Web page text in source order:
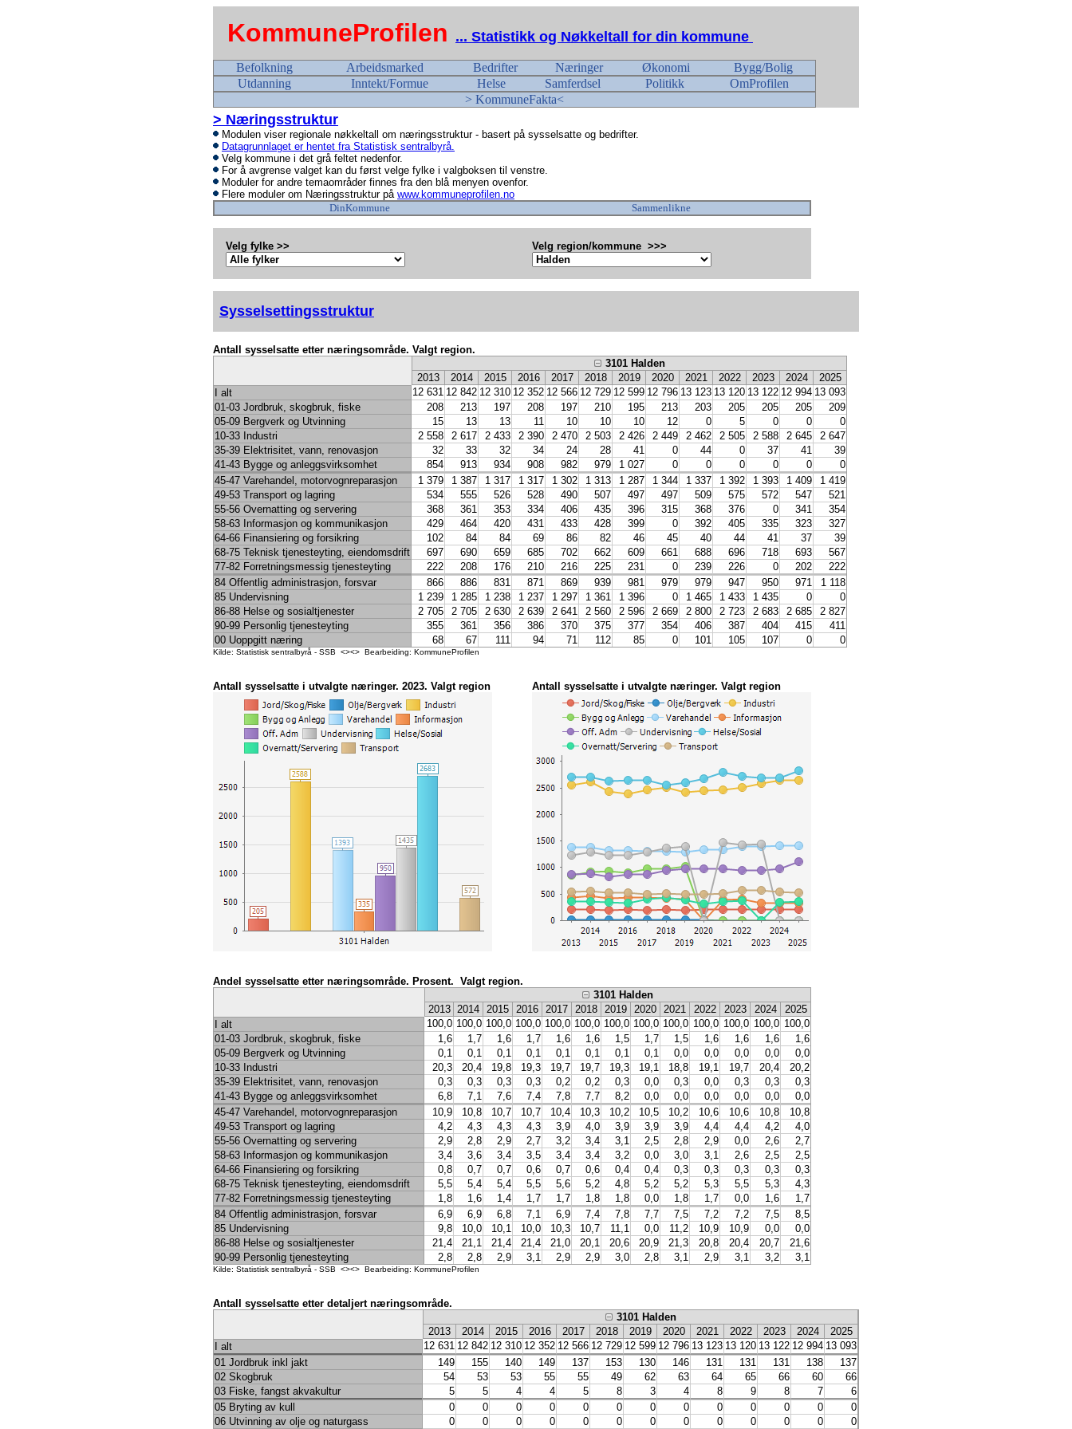
KommuneProfilen ... Statistikk og Nøkkeltall for din kommune
Befolkning Arbeidsmarked Bedrifter Næringer Økonomi
Bygg/Bolig
Utdanning
Inntekt/Formue Helse Samferdsel Politikk
OmProfilen
> KommuneFakta<
> Næringsstruktur
Modulen viser regionale nøkkeltall om næringsstruktur - basert på sysselsatte og bedrifter.
Datagrunnlaget er hentet fra Statistisk sentralbyrå.
Velg kommune i det grå feltet nedenfor.
For å avgrense valget kan du først velge fylke i valgboksen til venstre.
Moduler for andre temaområder finnes fra den blå menyen ovenfor.
Flere moduler om Næringsstruktur på www.kommuneprofilen.no
DinKommune
Sammenlikne
Velg fylke >> Velg region/kommune >>>
Sysselsettingsstruktur
Antall sysselsatte etter næringsområde. Valgt region.
3101 Halden
2013
2014 2015 2016 2017 2018 2019 2020 2021 2022 2023 2024
2025
I alt
12 631 12 842 12 310 12 352 12 566 12 729 12 599 12 796 13 123 13 120 13 122 12 994 13 093
01-03 Jordbruk, skogbruk, fiske
208 213 197 208 197 210 195 213 203 205 205 205
209
05-09 Bergverk og Utvinning
15 13 13 11 10 10 10 12 0 5 0 0
0
10-33 Industri
2 558 2 617 2 433 2 390 2 470 2 503 2 426 2 449 2 462 2 505 2 588 2 645
2 647
35-39 Elektrisitet, vann, renovasjon
32 33 32 34 24 28 41 0 44 0 37 41
39
41-43 Bygge og anleggsvirksomhet
854 913 934 908 982 979 1 027 0 0 0 0 0
0
45-47 Varehandel, motorvognreparasjon
1 379 1 387 1 317 1 317 1 302 1 313 1 287 1 344 1 337 1 392 1 393 1 409
1 419
49-53 Transport og lagring
534 555 526 528 490 507 497 497 509 575 572 547
521
55-56 Overnatting og servering
368 361 353 334 406 435 396 315 368 376 0 341
354
58-63 Informasjon og kommunikasjon
429 464 420 431 433 428 399 0 392 405 335 323
327
64-66 Finansiering og forsikring
102 84 84 69 86 82 46 45 40 44 41 37
39
68-75 Teknisk tjenesteyting, eiendomsdrift
697 690 659 685 702 662 609 661 688 696 718 693
567
77-82 Forretningsmessig tjenesteyting
222 208 176 210 216 225 231 0 239 226 0 202
222
84 Offentlig administrasjon, forsvar
866 886 831 871 869 939 981 979 979 947 950 971
1 118
85 Undervisning
1 239 1 285 1 238 1 237 1 297 1 361 1 396 0 1 465 1 433 1 435 0
0
86-88 Helse og sosialtjenester
2 705 2 705 2 630 2 639 2 641 2 560 2 596 2 669 2 800 2 723 2 683 2 685
2 827
90-99 Personlig tjenesteyting
355 361 356 386 370 375 377 354 406 387 404 415
411
00 Uoppgitt næring
68 67 111 94 71 112 85 0 101 105 107 0 0
Kilde: Statistisk sentralbyrå - SSB <><> Bearbeiding: KommuneProfilen
Antall sysselsatte i utvalgte næringer. 2023. Valgt region Antall sysselsatte i utvalgte næringer. Valgt region
Andel sysselsatte etter næringsområde. Prosent. Valgt region.
3101 Halden
2013 2014 2015 2016 2017 2018 2019 2020 2021 2022 2023 2024
2025
I alt
100,0 100,0 100,0 100,0 100,0 100,0 100,0 100,0 100,0 100,0 100,0 100,0 100,0
01-03 Jordbruk, skogbruk, fiske
1,6 1,7 1,6 1,7 1,6 1,6 1,5 1,7 1,5 1,6 1,6 1,6
1,6
05-09 Bergverk og Utvinning
0,1 0,1 0,1 0,1 0,1 0,1 0,1 0,1 0,0 0,0 0,0 0,0
0,0
10-33 Industri
20,3 20,4 19,8 19,3 19,7 19,7 19,3 19,1 18,8 19,1 19,7 20,4
20,2
35-39 Elektrisitet, vann, renovasjon
0,3 0,3 0,3 0,3 0,2 0,2 0,3 0,0 0,3 0,0 0,3 0,3
0,3
41-43 Bygge og anleggsvirksomhet
6,8 7,1 7,6 7,4 7,8 7,7 8,2 0,0 0,0 0,0 0,0 0,0
0,0
45-47 Varehandel, motorvognreparasjon
10,9 10,8 10,7 10,7 10,4 10,3 10,2 10,5 10,2 10,6 10,6 10,8
10,8
49-53 Transport og lagring
4,2 4,3 4,3 4,3 3,9 4,0 3,9 3,9 3,9 4,4 4,4 4,2
4,0
55-56 Overnatting og servering
2,9 2,8 2,9 2,7 3,2 3,4 3,1 2,5 2,8 2,9 0,0 2,6
2,7
58-63 Informasjon og kommunikasjon
3,4 3,6 3,4 3,5 3,4 3,4 3,2 0,0 3,0 3,1 2,6 2,5
2,5
64-66 Finansiering og forsikring
0,8 0,7 0,7 0,6 0,7 0,6 0,4 0,4 0,3 0,3 0,3 0,3
0,3
68-75 Teknisk tjenesteyting, eiendomsdrift
5,5 5,4 5,4 5,5 5,6 5,2 4,8 5,2 5,2 5,3 5,5 5,3
4,3
77-82 Forretningsmessig tjenesteyting
1,8 1,6 1,4 1,7 1,7 1,8 1,8 0,0 1,8 1,7 0,0 1,6
1,7
84 Offentlig administrasjon, forsvar
6,9 6,9 6,8 7,1 6,9 7,4 7,8 7,7 7,5 7,2 7,2 7,5
8,5
85 Undervisning
9,8 10,0 10,1 10,0 10,3 10,7 11,1 0,0 11,2 10,9 10,9 0,0
0,0
86-88 Helse og sosialtjenester
21,4 21,1 21,4 21,4 21,0 20,1 20,6 20,9 21,3 20,8 20,4 20,7
21,6
90-99 Personlig tjenesteyting
2,8 2,8 2,9 3,1 2,9 2,9 3,0 2,8 3,1 2,9 3,1 3,2 3,1
Kilde: Statistisk sentralbyrå - SSB <><> Bearbeiding: KommuneProfilen
Antall sysselsatte etter detaljert næringsområde.
3101 Halden
2013
2014 2015 2016 2017 2018 2019 2020 2021 2022 2023 2024
2025
I alt
01 Jordbruk inkl jakt
02 Skogbruk
03 Fiske, fangst akvakultur
05 Bryting av kull
06 Utvinning av olje og naturgass
12 631 12 842 12 310 12 352 12 566 12 729 12 599 12 796 13 123 13 120 13 122 12 994 13 093
149
155 140 149 137 153 130 146 131 131 131 138
137
54
53 53 55 55 49 62 63 64 65 66 60
66
5
5 4 4 5 8 3 4 8 9 8 7
6
0
0 0 0 0 0 0 0 0 0 0 0
0
0
0 0 0 0 0 0 0 0 0 0 0
0